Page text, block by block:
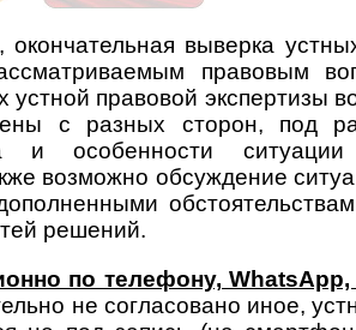
окончательная выверка
правовым
устной правовой экспертизы
с разных сторон, под
и особенности
возможно обсуждение
решений.
по телефону,
не со­г­ла­со­ва­но иное,